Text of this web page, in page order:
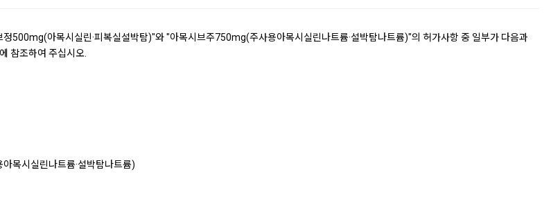
500mg(아목시실린·피복실설박탐)"와 "아목시브주750mg(주사용아목시실린나트륨·설박탐나트륨)"의 허가사항 중 일부가 다음과
참조하여 주십시오.
목시실린나트륨·설박탐나트륨)